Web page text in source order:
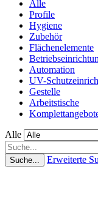
Alle
Profile
Hygiene
Zubehör
Flächenelemente
Automation
UV-
Gestelle
Arbeitstische
Alle
Suche... Erweiterte